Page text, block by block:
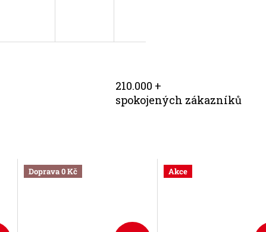
210.000 +
spokojených zákazníků
Doprava 0 Kč Akce